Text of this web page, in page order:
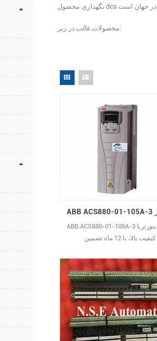
نگهداری محصول dcs در جهان است.
محصولات غالب در زیر:
ABB ACS880-01-105A-3 درایو اینورتربا
کیفیت بالا، با 12 ماه تضمین